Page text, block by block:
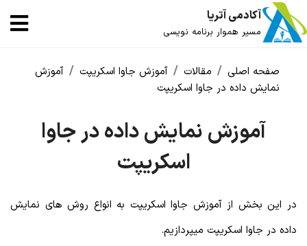
آکادمی آتریا
مسیر هموار برنامه نویسی
صفحه اصلی مقالات آموزش جاوا اسکریپت
آموزش
نمایش داده در جاوا اسکریپت
آموزش نمایش داده در جاوا
اسکریپت
در این بخش از آموزش جاوا اسکریپت به انواع روش های نمایش
داده در جاوا اسکریپت میپردازیم.